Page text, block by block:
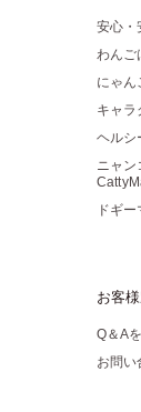
安心・
わんご
にゃん
キャ
ヘルシ
ニャ
ドギ
お客
Q＆A
お問い